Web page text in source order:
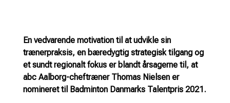
En vedvarende motivation til at udvikle sin
trænerpraksis, en bæredygtig strategisk tilgang og
et sundt regionalt fokus er blandt årsagerne til, at
abc Aalborg-cheftræner Thomas Nielsen er
nomineret til Badminton Danmarks Talentpris 2021.